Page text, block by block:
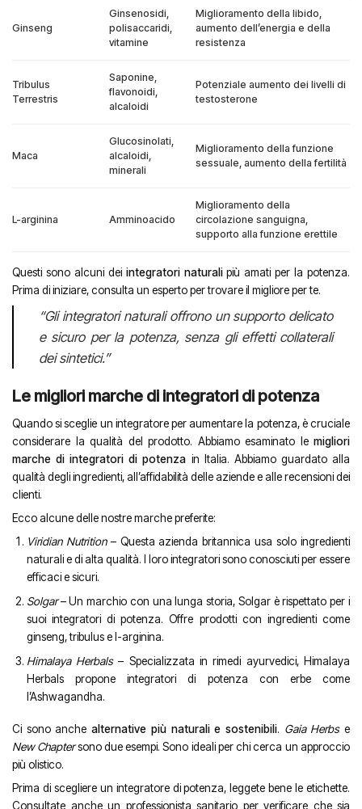
Ginseng
Ginsenosidi,
polisaccaridi,
vitamine
Miglioramento della libido,
aumento dell’energia e della
resistenza
Tribulus
Terrestris
Saponine,
flavonoidi,
alcaloidi
Potenziale aumento dei livelli di
testosterone
Maca
Glucosinolati,
alcaloidi,
minerali
Miglioramento della funzione
sessuale, aumento della fertilità
L-arginina Amminoacido
Miglioramento della
circolazione sanguigna,
supporto alla funzione erettile
Questi sono alcuni dei integratori naturalipiù amati per la potenza.
Prima di iniziare, consulta un esperto per trovare il migliore per te.
“Gli integratori naturali offrono un supporto delicato
e sicuro per la potenza, senza gli effetti collaterali
dei sintetici.”
Le migliori marche di integratori di potenza
Quando si sceglie un integratore per aumentare la potenza, è cruciale
considerare la qualità del prodotto. Abbiamo esaminato le migliori
marche di integratori di potenza in Italia. Abbiamo guardato alla
qualità degli ingredienti, all’affidabilità delle aziende e alle recensioni dei
clienti.
Ecco alcune delle nostre marche preferite:
Viridian Nutrition– Questa azienda britannica usa solo ingredienti
naturali e di alta qualità. I loro integratori sono conosciuti per essere
efficaci e sicuri.
Solgar– Un marchio con una lunga storia, Solgar è rispettato per i
suoi integratori di potenza. Offre prodotti con ingredienti come
ginseng, tribulus e l-arginina.
Himalaya Herbals– Specializzata in rimedi ayurvedici, Himalaya
Herbals propone integratori di potenza con erbe come
l’Ashwagandha.
Ci sono anchealternative più naturali e sostenibili. Gaia Herbse
New Chaptersono due esempi. Sono ideali per chi cerca un approccio
più olistico.
Prima di scegliere un integratore di potenza, leggete bene le etichette.
Consultate anche un professionista sanitario per verificare che sia